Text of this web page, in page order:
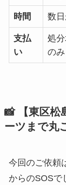
時間 数
支払
い
処
のみ
📸 【東区松
ーツまで丸
今回のご依頼
からのSOSで